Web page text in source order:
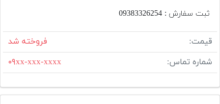
ثبت سفارش : 093‌833‌262‌54
قیمت:
فروخته شد
شماره تماس:
۰۹xx-xxx-xxxx